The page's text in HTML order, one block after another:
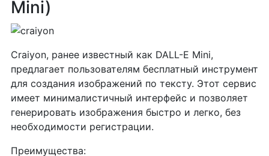
Mini)
Craiyon, ранее известный как DALL-E Mini,
предлагает пользователям бесплатный инструмент
для создания изображений по тексту. Этот сервис
имеет минималистичный интерфейс и позволяет
генерировать изображения быстро и легко, без
необходимости регистрации.
Преимущества: